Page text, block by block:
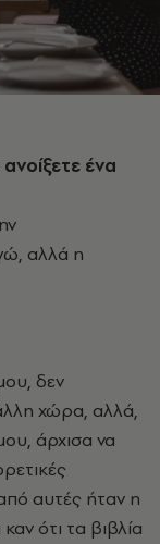
αλλά η
δεν
χώρα, αλλά,
άρχισα να
αυτές ήταν η
ότι τα βιβλία